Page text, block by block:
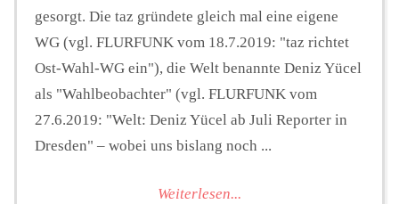
gesorgt. Die taz gründete gleich mal eine eigene
WG (vgl. FLURFUNK vom 18.7.2019: "taz richtet
Ost-Wahl-WG ein"), die Welt benannte Deniz Yücel
als "Wahlbeobachter" (vgl. FLURFUNK vom
27.6.2019: "Welt: Deniz Yücel ab Juli Reporter in
Dresden" – wobei uns bislang noch ...
Weiterlesen...